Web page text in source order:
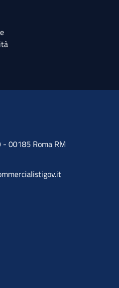
- 00185 Roma RM